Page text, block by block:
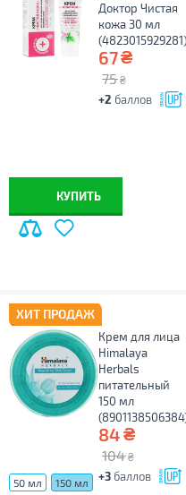
Доктор Чистая
кожа 30 мл
(4823015929281)
67₴
75 ₴
+2 баллов
КУПИТЬ
ХИТ ПРОДАЖ
Крем для лица
Himalaya
Herbals
питательный
150 мл
84₴
104 ₴
+3 баллов
50 мл 150 мл